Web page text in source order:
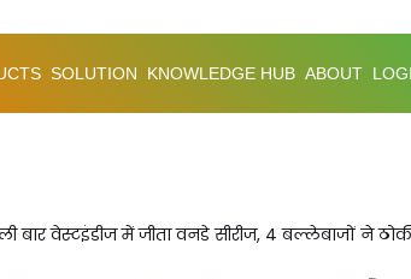
SOLUTION KNOWLEDGE HUB ABOUT
वेस्टइंडीज में जीता वनडे सीरीज, 4 बल्लेबाजों ने